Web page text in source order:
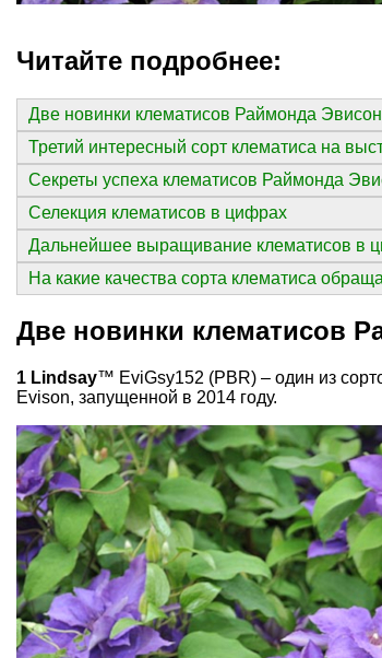
Читайте подробнее:
Две новинки клематисов Раймонда
Третий интересный сорт клематиса на
Секреты успеха клематисов Раймонда
Селекция клематисов в цифрах
Дальнейшее выращивание клематисов в
На какие качества сорта клематиса
Две новинки клематисов
1 Lindsay™ EviGsy152 (PBR) – один из
Evison, запущенной в 2014 году.